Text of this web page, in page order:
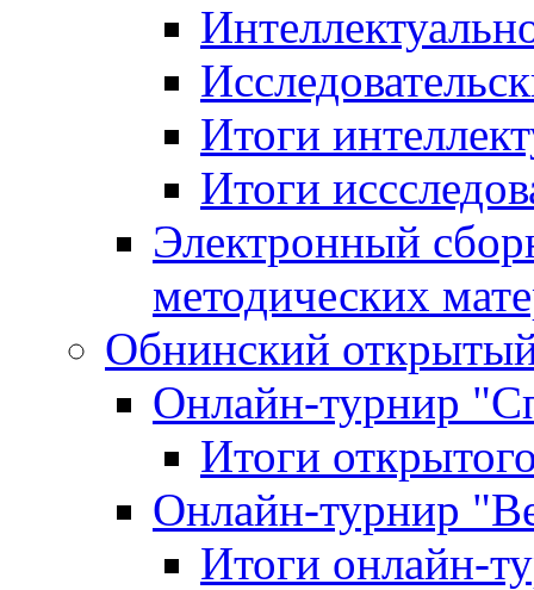
Итоги
Итоги
Электронный
методических
Обнинский
Онлайн-турнир
Итоги
Онлайн-турнир
Итоги онлайн-